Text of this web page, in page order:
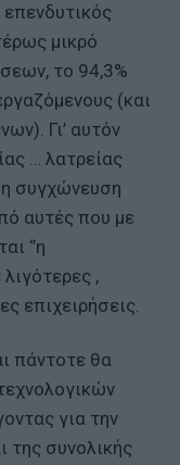
μικρό
το 94,3%
(και
Γι’ αυτόν
… λατρείας
η συγχώνευση
αυτές που με
‘’η
λιγότερες ,
επιχειρήσεις.
πάντοτε θα
για την
της συνολικής